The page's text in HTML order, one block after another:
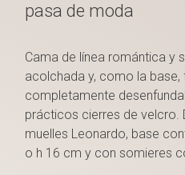
pasa de moda
Cama de línea romántica y
acolchada y, como la
completamente
prácticos cierres de velcro.
muelles Leonardo, base
o h 16 cm y con somieres